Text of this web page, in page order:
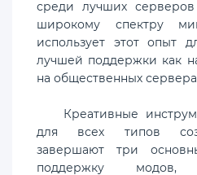
среди лучших
широкому спектру
использует этот опыт
лучшей поддержки как
на общественных
Креативные
для всех типов
завершают три
поддержку